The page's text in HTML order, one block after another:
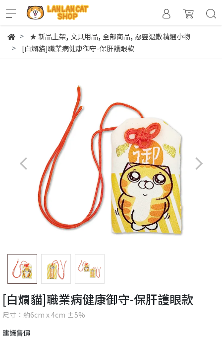
★ 新品上架, 文具用品, 全部商品, 惡靈退散精選小物
[白爛貓]職業病健康御守-保肝護眼款
[白爛貓]職業病健康御守-保肝護眼款
尺寸：約6cm x 4cm ±5%
建議售價